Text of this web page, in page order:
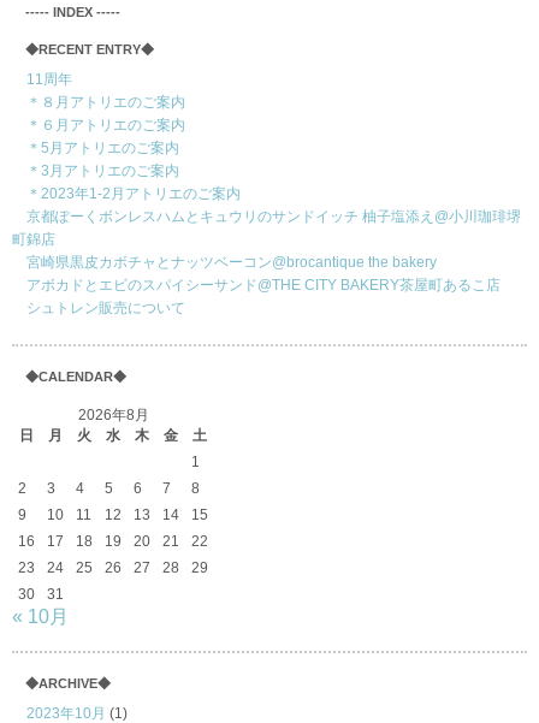
‐‐‐‐‐ INDEX ‐‐‐‐‐
◆RECENT ENTRY◆
11周年
＊８月アトリエのご案内
＊６月アトリエのご案内
＊5月アトリエのご案内
＊3月アトリエのご案内
＊2023年1-2月アトリエのご案内
京都ぽーくボンレスハムとキュウリのサンドイッチ 柚子塩添え@小川珈琲堺
町錦店
宮崎県黒皮カボチャとナッツベーコン@brocantique the bakery
アボカドとエビのスパイシーサンド@THE CITY BAKERY茶屋町あるこ店
シュトレン販売について
◆CALENDAR◆
2026年8月
日
月 火 水 木 金
土
1
2
3 4 5 6 7
8
9
10 11 12 13 14
15
16
17 18 19 20 21
22
23
24 25 26 27 28
29
30
31
« 10月
◆ARCHIVE◆
2023年10月 (1)